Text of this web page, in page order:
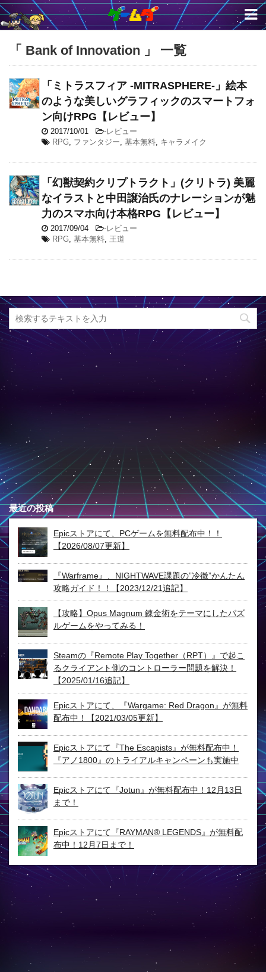
「 Bank of Innovation 」 一覧
「ミトラスフィア -MITRASPHERE-」絵本
のような美しいグラフィックのスマートフォ
ン向けRPG【レビュー】
2017/10/01 -レビュー
RPG, ファンタジー, 基本無料, キャラメイク
「幻獣契約クリプトラクト」(クリトラ) 美麗
なイラストと中田譲治氏のナレーションが魅
力のスマホ向け本格RPG【レビュー】
2017/09/04 -レビュー
RPG, 基本無料, 王道
最近の投稿
Epicストアにて、PCゲームを無料配布中！！
【2026/08/07更新】
『Warframe』、NIGHTWAVE課題の”冷徹”かんたん
攻略ガイド！！【2023/12/21追記】
【攻略】Opus Magnum 錬金術をテーマにしたパズ
ルゲームをやってみる！
Steamの『Remote Play Together（RPT）』で起こ
るクライアント側のコントローラー問題を解決！
【2025/01/16追記】
Epicストアにて、『Wargame: Red Dragon』が無料
配布中！【2021/03/05更新】
Epicストアにて『The Escapists』が無料配布中！
『アノ1800』のトライアルキャンペーンも実施中
Epicストアにて『Jotun』が無料配布中！12月13日
まで！
Epicストアにて『RAYMAN® LEGENDS』が無料配
布中！12月7日まで！